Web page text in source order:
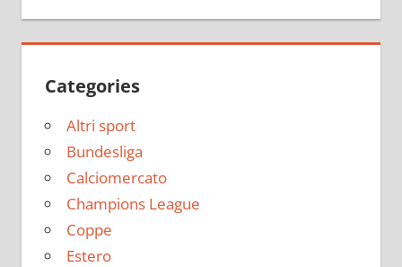
Categories
Altri sport
Bundesliga
Calciomercato
Champions League
Coppe
Estero